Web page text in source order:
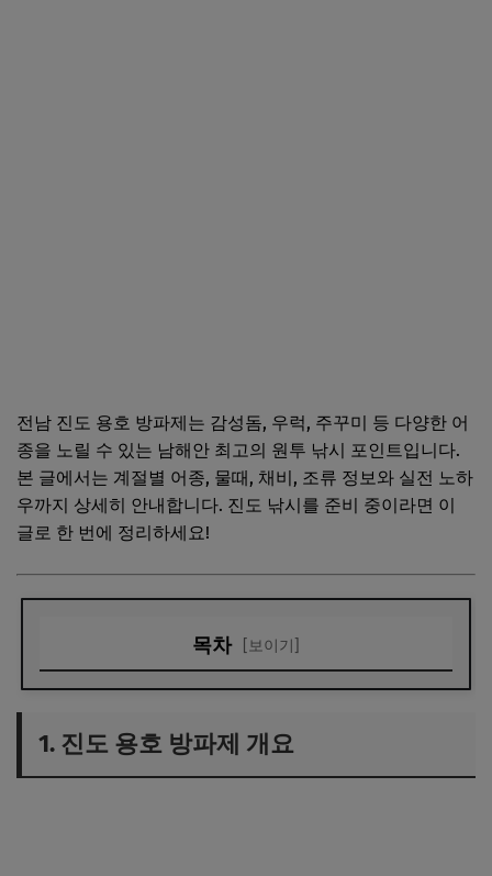
전남 진도 용호 방파제는 감성돔, 우럭, 주꾸미 등 다양한 어
종을 노릴 수 있는 남해안 최고의 원투 낚시 포인트입니다.
본 글에서는 계절별 어종, 물때, 채비, 조류 정보와 실전 노하
우까지 상세히 안내합니다. 진도 낚시를 준비 중이라면 이
글로 한 번에 정리하세요!
목차 [보이기]
2. 주요 어종 및 시즌별 조황
3. 물때와 조류 정보
1. 진도 용호 방파제 개요